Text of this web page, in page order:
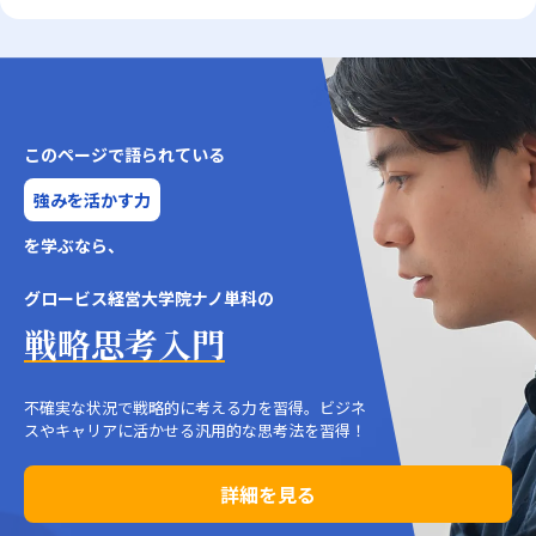
このページで語られている
強みを活かす力
を学ぶなら、
グロービス経営大学院ナノ単科の
戦略思考入門
不確実な状況で戦略的に考える力を習得。ビジネ
スやキャリアに活かせる汎用的な思考法を習得！
詳細を見る